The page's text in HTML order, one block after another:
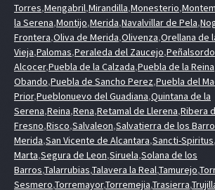
Torres,Mengabril,Mirandilla,Monesterio,
la Serena,Montijo,Merida,Navalvillar de Pela,
Frontera,Oliva de Merida,Olivenza,Orellana de
Vieja,Palomas,Peraleda del Zaucejo,Peñalsordo
Alcocer,Puebla de la Calzada,Puebla de la Reina
Obando,Puebla de Sancho Perez,Puebla del
Prior,Pueblonuevo del Guadiana,Quintana de la
Serena,Reina,Rena,Retamal de Llerena,Ribera
Fresno,Risco,Salvaleon,Salvatierra de los
Merida,San Vicente de Alcantara,Sancti-Spiritus,
Marta,Segura de Leon,Siruela,Solana de los
Barros,Talarrubias,Talavera la Real,Tamurejo,
Sesmero,Torremayor,Torremejia,Trasierra,